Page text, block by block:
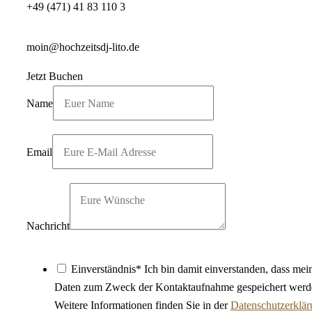
+49 (471) 41 83 110 3
moin@hochzeitsdj-lito.de
Jetzt Buchen
Name
Email
Nachricht
Einverständnis* Ich bin damit einverstanden, dass
Daten zum Zweck der Kontaktaufnahme gespeichert
Weitere Informationen finden Sie in der